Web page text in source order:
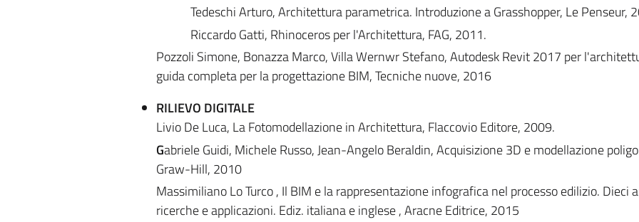
Tedeschi Arturo, Architettura parametrica. Introduzione a Grasshopper, Le Penseur,
Riccardo Gatti, Rhinoceros per l'Architettura, FAG, 2011.
Pozzoli Simone, Bonazza Marco, Villa Wernwr Stefano, Autodesk Revit 2017 per
guida completa per la progettazione BIM, Tecniche nuove, 2016
RILIEVO DIGITALE
Livio De Luca, La Fotomodellazione in Architettura, Flaccovio Editore, 2009.
Gabriele Guidi, Michele Russo, Jean-Angelo Beraldin,Acquisizione 3D e modellazione
Graw-Hill, 2010
Massimiliano Lo Turco , Il BIM e la rappresentazione infografica nel processo edilizio. Dieci
ricerche e applicazioni. Ediz. italiana e inglese , Aracne Editrice, 2015